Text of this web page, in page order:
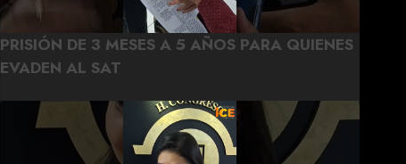
PRISIÓN DE 3 MESES A 5 AÑOS PARA QUIENES
EVADEN AL SAT